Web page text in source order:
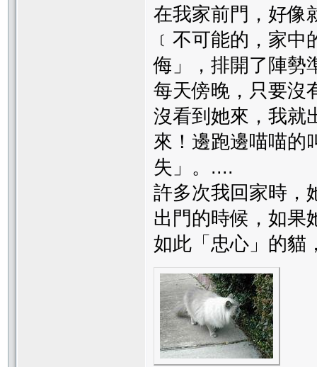
在我家前門，好像
﹝不可能的，家
侮」，排開了陣勢
每天傍晚，只要沒
沒看到她來，我就
來！邊跑邊喵喵的
失」。....
許多次我回家時，
出門的時候，如果
如此「忠心」的貓